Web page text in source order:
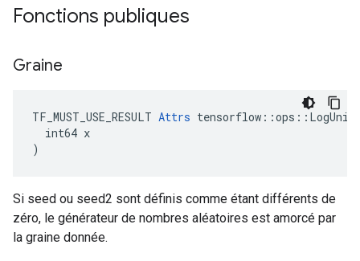
Fonctions publiques
Graine
TF_MUST_USE_RESULT Attrs
  int64 x
)
Si seed ou seed2 sont définis comme étant différents de
zéro, le générateur de nombres aléatoires est amorcé par
la graine donnée.